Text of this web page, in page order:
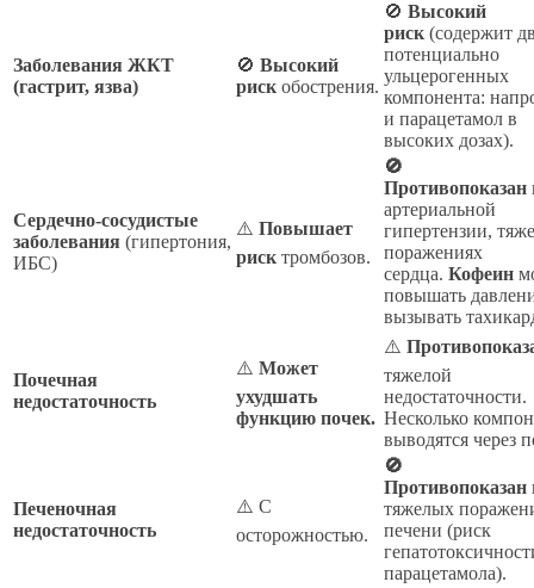
Заболевания ЖКТ
(гастрит, язва)
🚫 Высокий
риск обострения.
🚫 Высокий
риск (содержит
потенциально
ульцерогенных
компонента:
и парацетамол в
высоких дозах).
Сердечно-сосудистые
заболевания (гипертония,
ИБС)
⚠️ Повышает
риск тромбозов.
🚫
Противопоказан
артериальной
гипертензии,
поражениях
сердца. Кофеин
повышать
вызывать
Почечная
недостаточность
⚠️ Может
ухудшать
функцию почек.
⚠️
тяжелой
недостаточности.
Несколько
выводятся через
Печеночная
недостаточность
⚠️ С
осторожностью.
🚫
Противопоказан
тяжелых
печени (риск
парацетамола).